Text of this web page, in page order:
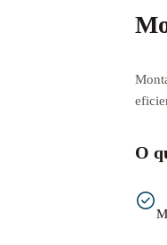
O